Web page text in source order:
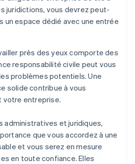
juridictions, vous devrez peut-
un espace dédié avec une entrée
près des yeux comporte des
responsabilité civile peut vous
problèmes potentiels. Une
solide contribue à vous
votre entreprise.
administratives et juridiques,
que vous accordez à une
et vous serez en mesure
en toute confiance. Elles